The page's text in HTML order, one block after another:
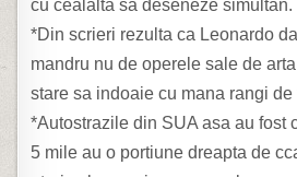
cu cealalta sa deseneze simultan.
*Din scrieri rezulta ca Leonardo
mandru nu de operele sale de
stare sa indoaie cu mana rangi de
*Autostrazile din SUA asa au fost
5 mile au o portiune dreapta de